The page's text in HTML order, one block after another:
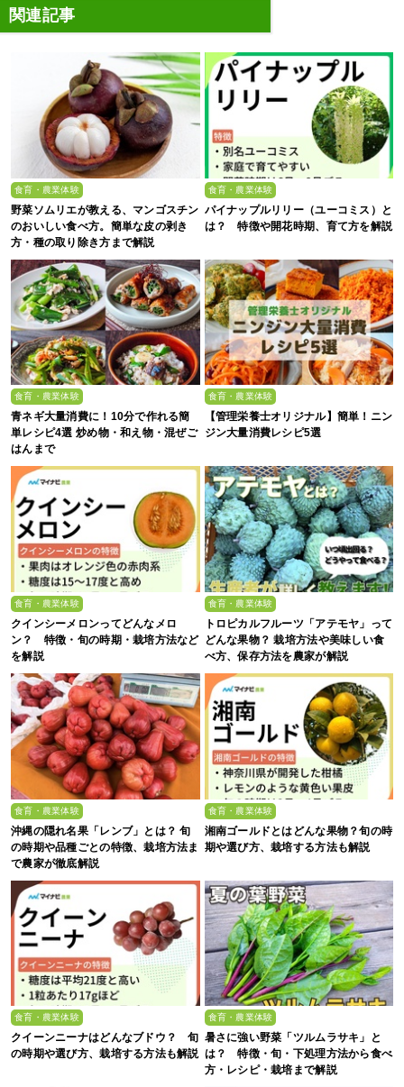
関連記事
食育・農業体験
野菜ソムリエが教える、マンゴスチン
のおいしい食べ方。簡単な皮の剥き
方・種の取り除き方まで解説
食育・農業体験
パイナップルリリー（ユーコミス）と
は？ 特徴や開花時期、育て方を解説
食育・農業体験
青ネギ大量消費に！10分で作れる簡
単レシピ4選 炒め物・和え物・混ぜご
はんまで
食育・農業体験
【管理栄養士オリジナル】簡単！ニン
ジン大量消費レシピ5選
食育・農業体験
クインシーメロンってどんなメロ
ン？ 特徴・旬の時期・栽培方法など
を解説
食育・農業体験
トロピカルフルーツ「アテモヤ」って
どんな果物？ 栽培方法や美味しい食
べ方、保存方法を農家が解説
食育・農業体験
沖縄の隠れ名果「レンブ」とは？ 旬
の時期や品種ごとの特徴、栽培方法ま
で農家が徹底解説
食育・農業体験
湘南ゴールドとはどんな果物？旬の時
期や選び方、栽培する方法も解説
食育・農業体験
クイーンニーナはどんなブドウ？ 旬
の時期や選び方、栽培する方法も解説
食育・農業体験
暑さに強い野菜「ツルムラサキ」と
は？ 特徴・旬・下処理方法から食べ
方・レシピ・栽培まで解説